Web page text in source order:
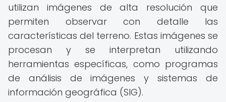
utilizan imágenes de alta resolución que
permiten observar con detalle las
características del terreno. Estas imágenes se
procesan y se interpretan utilizando
herramientas específicas, como programas
de análisis de imágenes y sistemas de
información geográfica (SIG).